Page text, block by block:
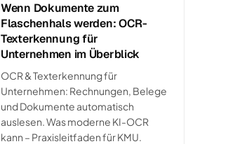
Wenn Dokumente zum
Flaschenhals werden: OCR-
Texterkennung für
Unternehmen im Überblick
OCR & Texterkennung für
Unternehmen: Rechnungen, Belege
und Dokumente automatisch
auslesen. Was moderne KI-OCR
kann – Praxisleitfaden für KMU.